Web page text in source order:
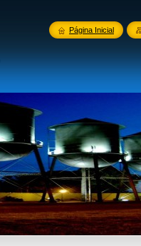
Página Inicial